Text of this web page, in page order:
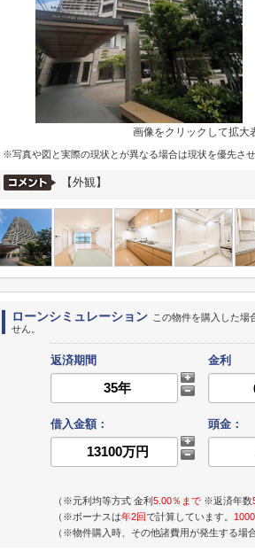
画像をクリックして拡大
※写真や図と実際の現状とが異なる場合は現状を優先させ
【外観】
ローンシミュレーション この物件を購入した場
せん。
返済期間 金利
借入金額：
頭金：
（※元利均等方式 金利5.00％まで ※返済年数
（※ボーナスは年2回で計算しています。
（※物件購入時、その他諸費用が発生する場